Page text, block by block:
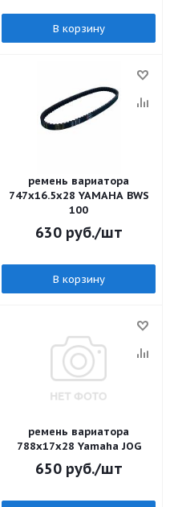
В корзину
ремень вариатора
747х16.5х28 YAMAHA BWS
100
630руб./шт
В корзину
ремень вариатора
788х17х28 Yamaha JOG
650руб./шт